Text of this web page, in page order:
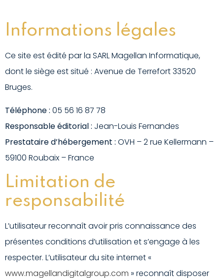
Informations légales
Ce site est édité par la SARL Magellan Informatique,
dont le siège est situé : Avenue de Terrefort 33520
Bruges.
Téléphone : 05 56 16 87 78
Responsable éditorial : Jean-Louis Fernandes
Prestataire d’hébergement : OVH – 2 rue Kellermann –
59100 Roubaix – France
Limitation de
responsabilité
L’utilisateur reconnaît avoir pris connaissance des
présentes conditions d’utilisation et s’engage à les
respecter. L’utilisateur du site internet «
www.magellandigitalgroup.com » reconnaît disposer